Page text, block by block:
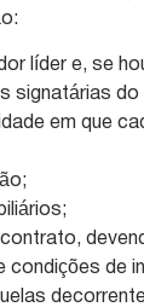
líder e, se
signatárias
em que
condições de